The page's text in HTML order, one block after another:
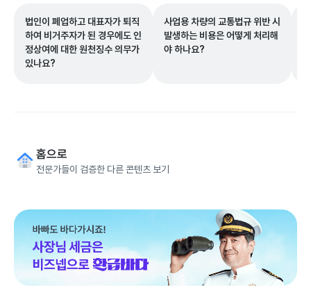
법인이 폐업하고 대표자가 퇴직
하여 비거주자가 된 경우에도 인
정상여에 대한 원천징수 의무가
있나요?
사업용 차량의 교통법규 위반 시
발생하는 비용은 어떻게 처리해
야 하나요?
홈으로
전문가들이 검증한 다른 콘텐츠 보기